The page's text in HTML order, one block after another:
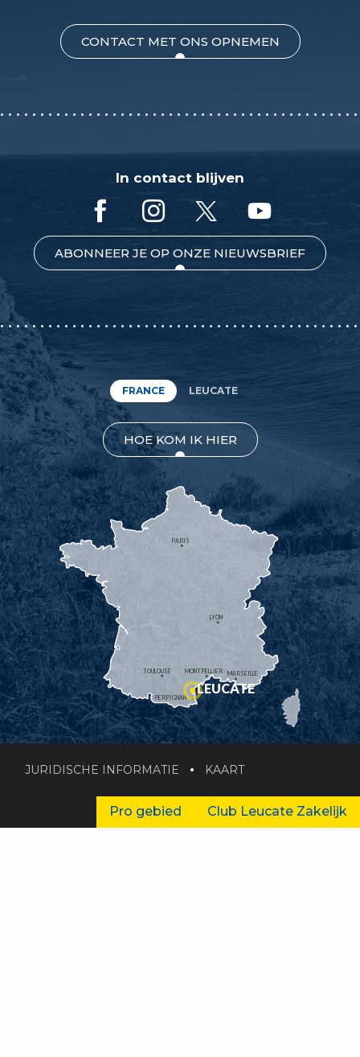
CONTACT MET ONS OPNEMEN
In contact blijven
ABONNEER JE OP ONZE NIEUWSBRIEF
FRANCE LEUCATE
HOE KOM IK HIER
MONTPELLIER
PERPIGNAN
MARSEILLE
TOULOUSE
LYON
PARIS
LEUCATE
JURIDISCHE INFORMATIE KAART
Pro gebied Club Leucate Zakelijk